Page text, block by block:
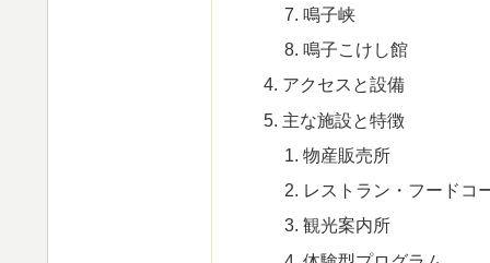
鳴子峡
鳴子こけし館
アクセスと設備
主な施設と特徴
物産販売所
レストラン・フードコ
観光案内所